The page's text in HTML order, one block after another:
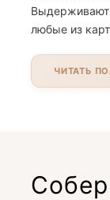
Выдерживают
любые из
ЧИТАТЬ